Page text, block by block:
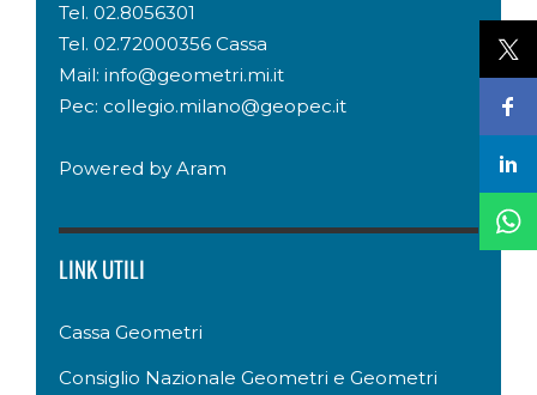
Tel. 02.8056301
Tel. 02.72000356 Cassa
Mail: info@geometri.mi.it
Pec: collegio.milano@geopec.it
Powered byAram
LINK UTILI
Cassa Geometri
Consiglio Nazionale Geometri e Geometri